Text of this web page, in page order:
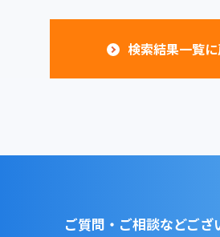
検索結果一覧
ご質問・ご相談などござ